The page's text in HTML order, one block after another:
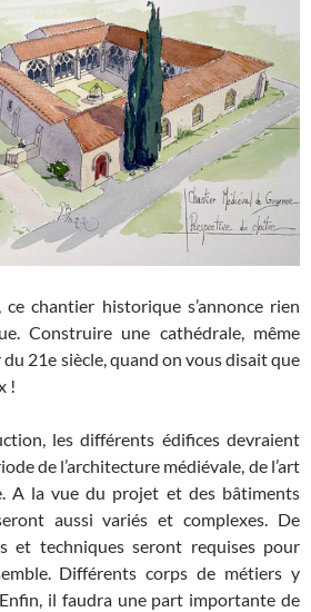
ce chantier historique s’annonce rien
Construire une cathédrale, même
21e siècle, quand on vous disait que
!
les différents édifices devraient
de l’architecture médiévale, de l’art
A la vue du projet et des bâtiments
aussi variés et complexes. De
et techniques seront requises pour
Différents corps de métiers y
il faudra une part importante de